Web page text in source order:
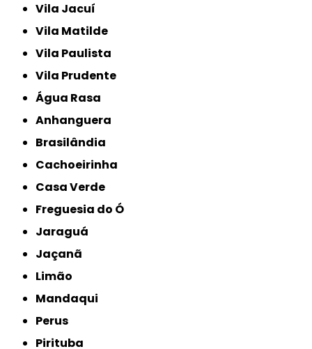
Vila Jacuí
Vila Matilde
Vila Paulista
Vila Prudente
Água Rasa
Anhanguera
Brasilândia
Cachoeirinha
Casa Verde
Freguesia do Ó
Jaraguá
Jaçanã
Limão
Mandaqui
Perus
Pirituba